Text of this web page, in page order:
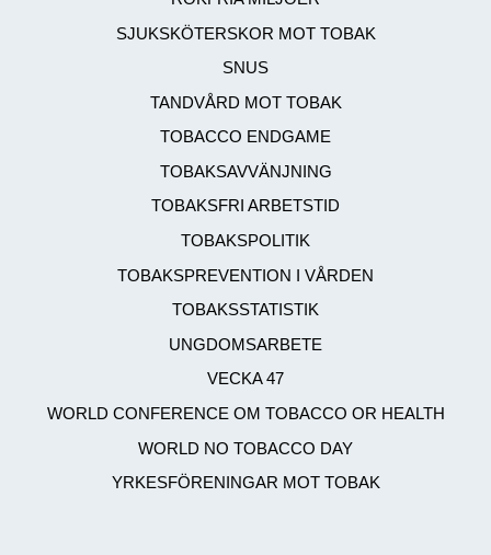
SJUKSKÖTERSKOR MOT TOBAK
SNUS
TANDVÅRD MOT TOBAK
TOBACCO ENDGAME
TOBAKSAVVÄNJNING
TOBAKSFRI ARBETSTID
TOBAKSPOLITIK
TOBAKSPREVENTION I VÅRDEN
TOBAKSSTATISTIK
UNGDOMSARBETE
VECKA 47
WORLD CONFERENCE OM TOBACCO OR HEALTH
WORLD NO TOBACCO DAY
YRKESFÖRENINGAR MOT TOBAK